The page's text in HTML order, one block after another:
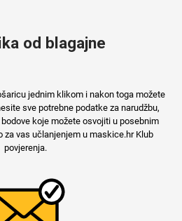
od blagajne
jednim klikom i nakon toga možete
sve potrebne podatke za narudžbu,
koje možete osvojiti u posebnim
za vas učlanjenjem u maskice.hr Klub
povjerenja.